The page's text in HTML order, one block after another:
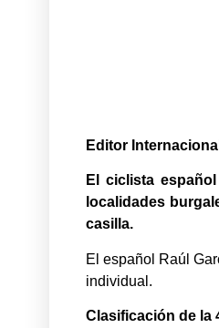
Editor Internacional
El ciclista
localidades
casilla.
El español Raúl
individual.
Clasificación de la